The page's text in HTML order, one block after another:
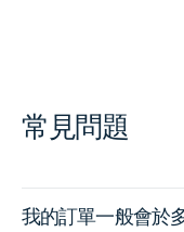
常見問題
我的訂單一般會於